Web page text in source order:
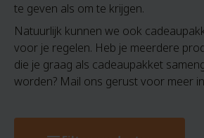
te geven als om te krijgen.
Natuurlijk kunnen we ook
voor je regelen. Heb je meerdere
die je graag als cadeaupakket
worden? Mail ons gerust voor meer